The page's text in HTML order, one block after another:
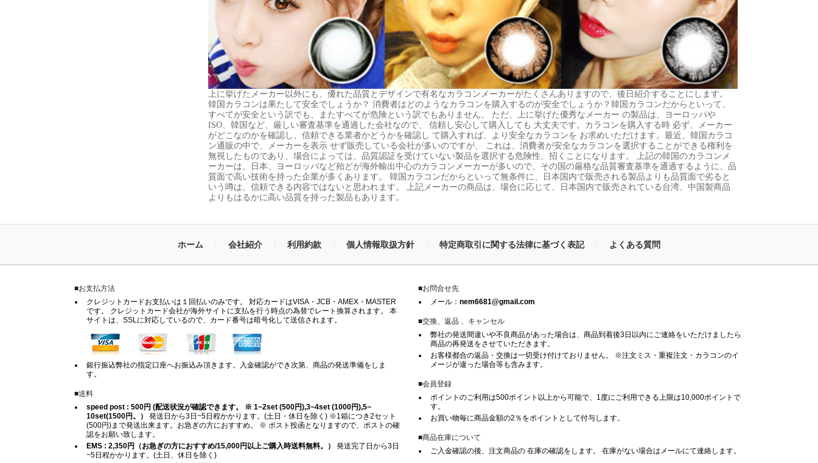
上に挙げたメーカー以外にも、優れた品質とデザインで有名なカラコンメーカーがたくさんありますので​​、後日紹介することにします。
韓国カラコンは果たして安全でしょうか？ 消費者はどのようなカラコンを購入するのが安全でしょうか？韓国カラコンだからといって、
すべてが安全という訳でも、またすべてが危険という訳でもありません。 ただ、上に挙げた優秀なメーカー の製品は、ヨーロッパや
ISO、韓国など、厳しい審査基準を通過した会社なので、 信頼し安心して購入しても 大丈夫です。カラコンを購入する時 必ず、メーカー
がどこなのかを確認し、信頼できる業者かどうかを確認し て購入すれば、より安全なカラコンを お求めいただけます。最近、韓国カラコ
ン通販の中で、メーカーを表示 せず販売している会社が多いのですが、 これは、消費者が安全なカラコンを選択することができる権利を
無視したものであり、場合によっては、品質認証を受けていない製品を選択する危険性、招くことになります。 上記の韓国のカラコンメ
ーカーは、日本、ヨーロッパなど殆どが海外輸出中心のカラコンメーカーが多いので、その国の厳格な品質審査基準を通過するように、品
質面で高い技術を持った企業が多くあります。 韓国カラコンだからといって無条件に、日本国内で販売される製品よりも品質面で劣ると
いう噂は、信頼できる内容ではないと思われます。 上記メーカーの商品は、場合に応じて、日本国内で販売されている台湾、中国製商品
よりもはるかに高い品質を持った製品もあります。
ホーム 会社紹介 利用約款 個人情報取扱方針 特定商取引に関する法律に基づく表記 よくある質問
■お支払方法
クレジットカードお支払いは１回払いのみです。 対応カードはVISA・JCB・AMEX・MASTER
です。 クレジットカード会社が海外サイトに支払を行う時点の為替でレート換算されます。 本
サイトは、SSLに対応しているので、カード番号は暗号化して送信されます。
銀行振込弊社の指定口座へお振込み頂きます。入金確認ができ次第、商品の発送準備をしま
す。
■送料
speed post : 500円 (配送状況が確認できます。 ※ 1~2set (500円),3~4set (1000円),5~
10set(1500円。）
発送日から3日~5日程かかります。(土日・休日を除く) ※1箱につき2セット
(500円)まで発送出来ます。お急ぎの方におすすめ。 ※ ポスト投函となりますので、ポストの確
認をお願い致します。
EMS : 2,350円（お急ぎの方におすすめ/15,000円以上ご購入時送料無料。）
発送完了日から3日
~5日程かかります。(土日、休日を除く)
■お問合せ先
メール： nem6681@gmail.com
■交換、返品 、キャンセル
弊社の発送間違いや不良商品があった場合は、商品到着後3日以内にご連絡をいただけましたら
商品の再発送をさせていただきます。
お客様都合の返品・交換は一切受け付けておりません。 ※注文ミス・重複注文・カラコンのイ
メージが違った場合等も含みます。
■会員登録
ポイントのご利用は500ポイント以上から可能で、1度にご利用できる上限は10,000ポイントで
す。
お買い物毎に商品金額の2％をポイントとして付与します。
■商品在庫について
ご入金確認の後、注文商品の 在庫の確認をします。 在庫がない場合はメールにて連絡します。